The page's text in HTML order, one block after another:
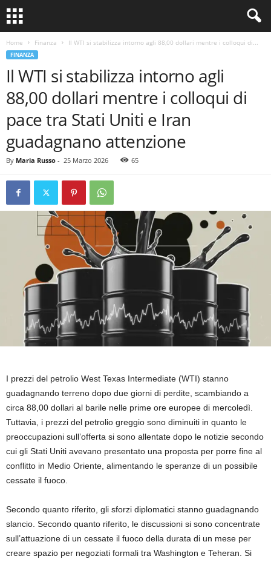
Home Finanza Il WTI si stabilizza intorno agli 88,00 dollari mentre i colloqui di...
FINANZA
Il WTI si stabilizza intorno agli
88,00 dollari mentre i colloqui di
pace tra Stati Uniti e Iran
guadagnano attenzione
By Maria Russo - 25 Marzo 2026 65
I prezzi del petrolio West Texas Intermediate (WTI) stanno
guadagnando terreno dopo due giorni di perdite, scambiando a
circa 88,00 dollari al barile nelle prime ore europee di mercoledì.
Tuttavia, i prezzi del petrolio greggio sono diminuiti in quanto le
preoccupazioni sull’offerta si sono allentate dopo le notizie secondo
cui gli Stati Uniti avevano presentato una proposta per porre fine al
conflitto in Medio Oriente, alimentando le speranze di un possibile
cessate il fuoco.
Secondo quanto riferito, gli sforzi diplomatici stanno guadagnando
slancio. Secondo quanto riferito, le discussioni si sono concentrate
sull’attuazione di un cessate il fuoco della durata di un mese per
creare spazio per negoziati formali tra Washington e Teheran. Si